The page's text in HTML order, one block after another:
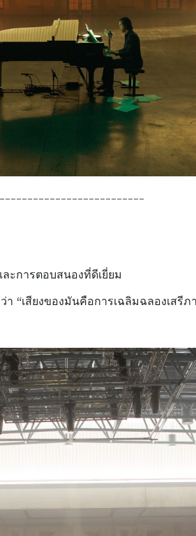
ะการตอบสนองที่ดีเยี่ยม
“เสียงของมันคือการเฉลิมฉลองเส